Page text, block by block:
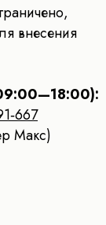
внесения
Maкс)